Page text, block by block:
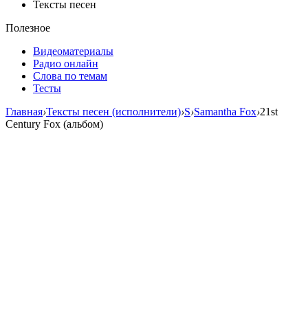
Тексты песен
Полезное
Видеоматериалы
Радио онлайн
Слова по темам
Тесты
Главная›Тексты песен (исполнители)›S›Samantha Fox›21st
Century Fox (альбом)